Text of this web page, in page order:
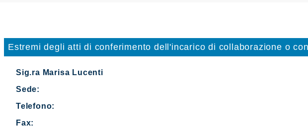
Estremi degli atti di conferimento dell'incarico di collaborazione o
Sig.ra Marisa Lucenti
Sede:
Telefono:
Fax: